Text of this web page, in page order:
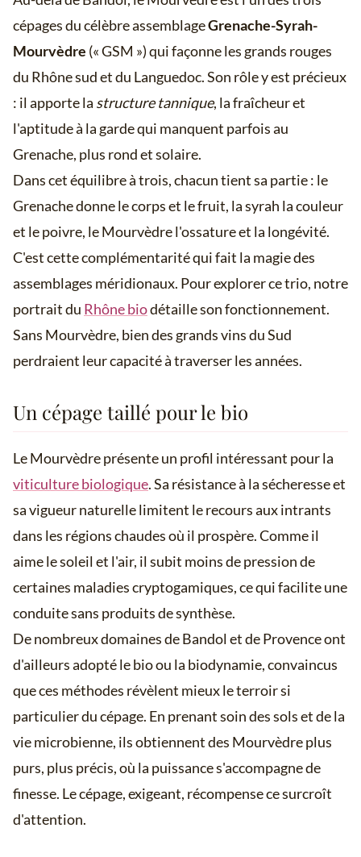
cépages du célèbre assemblageGrenache-Syrah-
Mourvèdre (« GSM ») qui façonne les grands rouges
du Rhône sud et du Languedoc. Son rôle y est précieux
: il apporte la structure tannique, la fraîcheur et
l'aptitude à la garde qui manquent parfois au
Grenache, plus rond et solaire.
Dans cet équilibre à trois, chacun tient sa partie : le
Grenache donne le corps et le fruit, la syrah la couleur
et le poivre, le Mourvèdre l'ossature et la longévité.
C'est cette complémentarité qui fait la magie des
assemblages méridionaux. Pour explorer ce trio, notre
portrait du Rhône biodétaille son fonctionnement.
Sans Mourvèdre, bien des grands vins du Sud
perdraient leur capacité à traverser les années.
Un cépage taillé pour le bio
Le Mourvèdre présente un profil intéressant pour la
viticulture biologique. Sa résistance à la sécheresse et
sa vigueur naturelle limitent le recours aux intrants
dans les régions chaudes où il prospère. Comme il
aime le soleil et l'air, il subit moins de pression de
certaines maladies cryptogamiques, ce qui facilite une
conduite sans produits de synthèse.
De nombreux domaines de Bandol et de Provence ont
d'ailleurs adopté le bio ou la biodynamie, convaincus
que ces méthodes révèlent mieux le terroir si
particulier du cépage. En prenant soin des sols et de la
vie microbienne, ils obtiennent des Mourvèdre plus
purs, plus précis, où la puissance s'accompagne de
finesse. Le cépage, exigeant, récompense ce surcroît
d'attention.